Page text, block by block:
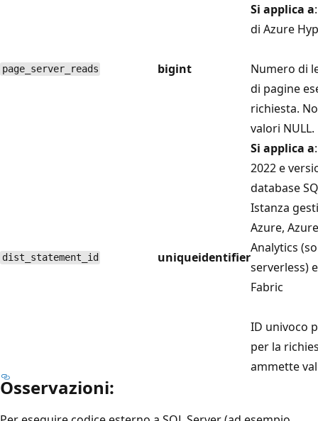
page_server_reads bigint
Si applica a
di Azure
Numero di
di pagine
richiesta.
valori NULL.
dist_statement_id uniqueidentifier
Si applica a
2022 e
database
Istanza
Azure,
Analytics
serverless)
Fabric
ID univoco
per la
ammette
Osservazioni: